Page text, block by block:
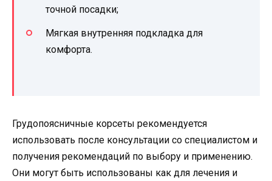
точной посадки;
Мягкая внутренняя подкладка для
комфорта.
Грудопоясничные корсеты рекомендуется
использовать после консультации со специалистом и
получения рекомендаций по выбору и применению.
Они могут быть использованы как для лечения и